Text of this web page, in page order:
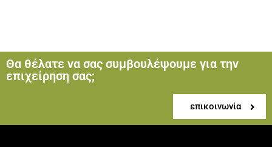
Θα θέλατε να σας συμβουλέψουμε για την
επιχείρηση σας;
επικοινωνία